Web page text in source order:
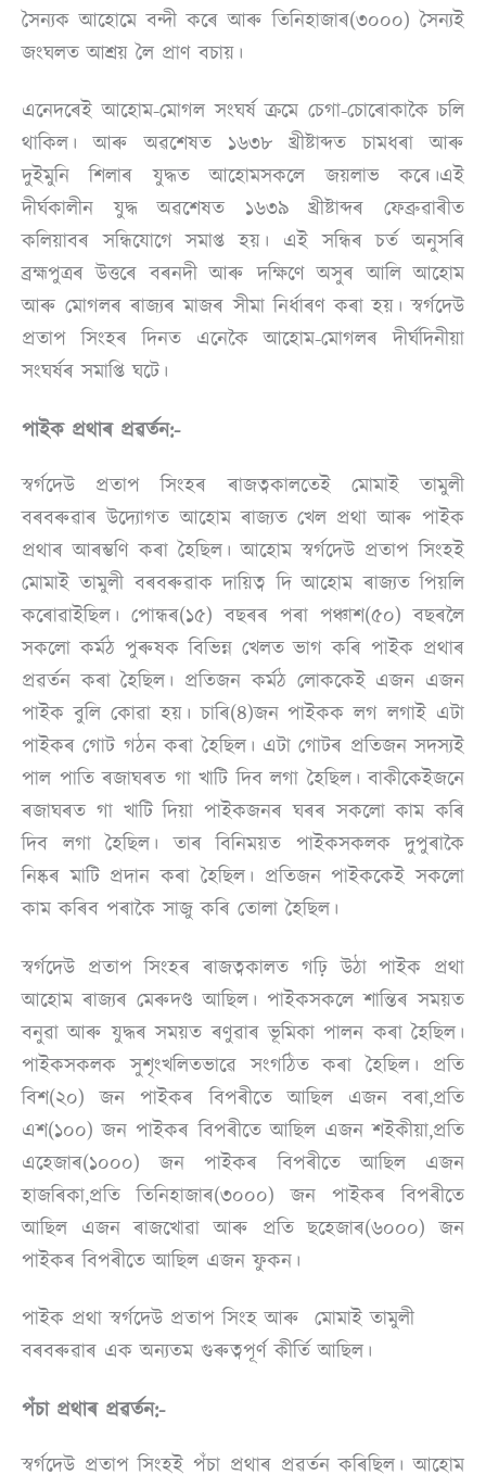
সৈন্যক আহোমে বন্দী কৰে আৰু তিনিহাজাৰ(৩০০০) সৈন্যই
জংঘলত আশ্ৰয় লৈ প্ৰাণ বচায়।
এনেদৰেই আহোম-মোগল সংঘৰ্ষ ক্ৰমে চেগা-চোৰোকাকৈ চলি
থাকিল। আৰু অৱশেষত ১৬৩৮ খ্ৰীষ্টাব্দত চামধৰা আৰু
দুইমুনি শিলাৰ যুদ্ধত আহোমসকলে জয়লাভ কৰে।এই
দীৰ্ঘকালীন যুদ্ধ অৱশেষত ১৬৩৯ খ্ৰীষ্টাব্দৰ ফেব্ৰুৱাৰীত
কলিয়াবৰ সন্ধিযোগে সমাপ্ত হয়। এই সন্ধিৰ চৰ্ত অনুসৰি
ব্ৰহ্মপুত্ৰৰ উত্তৰে বৰনদী আৰু দক্ষিণে অসুৰ আলি আহোম
আৰু মোগলৰ ৰাজ্যৰ মাজৰ সীমা নিৰ্ধাৰণ কৰা হয়। স্বৰ্গদেউ
প্ৰতাপ সিংহৰ দিনত এনেকৈ আহোম-মোগলৰ দীৰ্ঘদিনীয়া
সংঘৰ্ষৰ সমাপ্তি ঘটে।
পাইক প্ৰথাৰ প্ৰৱৰ্তন:-
স্বৰ্গদেউ প্ৰতাপ সিংহৰ ৰাজত্বকালতেই মোমাই তামুলী
বৰবৰুৱাৰ উদ্যোগত আহোম ৰাজ্যত খেল প্ৰথা আৰু পাইক
প্ৰথাৰ আৰম্ভণি কৰা হৈছিল। আহোম স্বৰ্গদেউ প্ৰতাপ সিংহই
মোমাই তামুলী বৰবৰুৱাক দায়িত্ব দি আহোম ৰাজ্যত পিয়লি
কৰোৱাইছিল। পোন্ধৰ(১৫) বছৰৰ পৰা পঞ্চাশ(৫০) বছৰলৈ
সকলো কৰ্মঠ পুৰুষক বিভিন্ন খেলত ভাগ কৰি পাইক প্ৰথাৰ
প্ৰৱৰ্তন কৰা হৈছিল। প্ৰতিজন কৰ্মঠ লোককেই এজন এজন
পাইক বুলি কোৱা হয়। চাৰি(৪)জন পাইকক লগ লগাই এটা
পাইকৰ গোট গঠন কৰা হৈছিল। এটা গোটৰ প্ৰতিজন সদস্যই
পাল পাতি ৰজাঘৰত গা খাটি দিব লগা হৈছিল। বাকীকেইজনে
ৰজাঘৰত গা খাটি দিয়া পাইকজনৰ ঘৰৰ সকলো কাম কৰি
দিব লগা হৈছিল। তাৰ বিনিময়ত পাইকসকলক দুপুৰাকৈ
নিষ্কৰ মাটি প্ৰদান কৰা হৈছিল। প্ৰতিজন পাইককেই সকলো
কাম কৰিব পৰাকৈ সাজু কৰি তোলা হৈছিল।
স্বৰ্গদেউ প্ৰতাপ সিংহৰ ৰাজত্বকালত গঢ়ি উঠা পাইক প্ৰথা
আহোম ৰাজ্যৰ মেৰুদণ্ড আছিল। পাইকসকলে শান্তিৰ সময়ত
বনুৱা আৰু যুদ্ধৰ সময়ত ৰণুৱাৰ ভূমিকা পালন কৰা হৈছিল।
পাইকসকলক সুশৃংখলিতভাৱে সংগঠিত কৰা হৈছিল। প্ৰতি
বিশ(২০) জন পাইকৰ বিপৰীতে আছিল এজন বৰা,প্ৰতি
এশ(১০০) জন পাইকৰ বিপৰীতে আছিল এজন শইকীয়া,প্ৰতি
এহেজাৰ(১০০০) জন পাইকৰ বিপৰীতে আছিল এজন
হাজৰিকা,প্ৰতি তিনিহাজাৰ(৩০০০) জন পাইকৰ বিপৰীতে
আছিল এজন ৰাজখোৱা আৰু প্ৰতি ছহেজাৰ(৬০০০) জন
পাইকৰ বিপৰীতে আছিল এজন ফুকন।
পাইক প্ৰথা স্বৰ্গদেউ প্ৰতাপ সিংহ আৰু মোমাই তামুলী
বৰবৰুৱাৰ এক অন্যতম গুৰুত্বপূৰ্ণ কীৰ্তি আছিল।
পঁচা প্ৰথাৰ প্ৰৱৰ্তন:-
স্বৰ্গদেউ প্ৰতাপ সিংহই পঁচা প্ৰথাৰ প্ৰৱৰ্তন কৰিছিল। আহোম